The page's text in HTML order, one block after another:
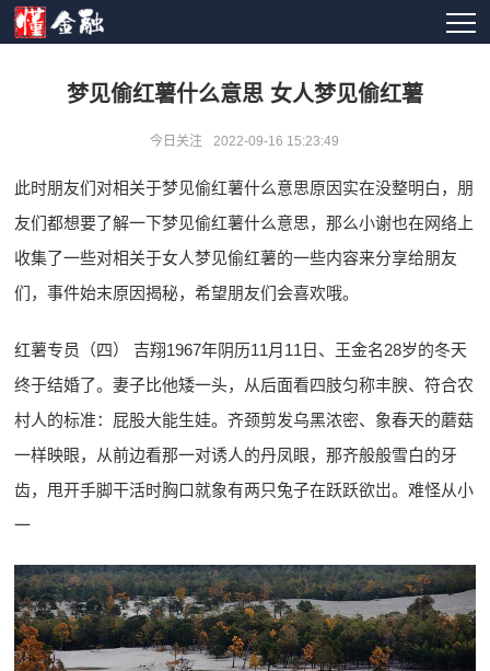
梦见偷红薯什么意思 女人梦见偷红薯
今日关注 2022-09-16 15:23:49
此时朋友们对相关于梦见偷红薯什么意思原因实在没整明白，朋
友们都想要了解一下梦见偷红薯什么意思，那么小谢也在网络上
收集了一些对相关于女人梦见偷红薯的一些内容来分享给朋友
们，事件始末原因揭秘，希望朋友们会喜欢哦。
红薯专员（四） 吉翔1967年阴历11月11日、王金名28岁的冬天
终于结婚了。妻子比他矮一头，从后面看四肢匀称丰腴、符合农
村人的标准：屁股大能生娃。齐颈剪发乌黑浓密、象春天的蘑菇
一样映眼，从前边看那一对诱人的丹凤眼，那齐般般雪白的牙
齿，甩开手脚干活时胸口就象有两只兔子在跃跃欲岀。难怪从小
一